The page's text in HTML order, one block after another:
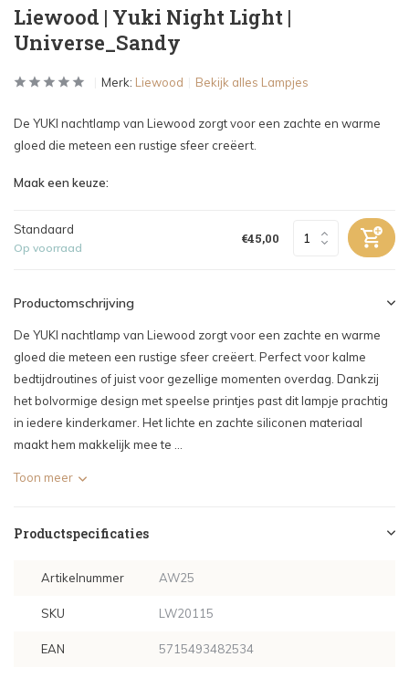
Liewood | Yuki Night Light |
Universe_Sandy
Merk: Liewood Bekijk alles Lampjes
De YUKI nachtlamp van Liewood zorgt voor een zachte en warme
gloed die meteen een rustige sfeer creëert.
Maak een keuze:
Standaard
Op voorraad
€45,00
Productomschrijving
De YUKI nachtlamp van Liewood zorgt voor een zachte en warme
gloed die meteen een rustige sfeer creëert. Perfect voor kalme
bedtijdroutines of juist voor gezellige momenten overdag. Dankzij
het bolvormige design met speelse printjes past dit lampje prachtig
in iedere kinderkamer. Het lichte en zachte siliconen materiaal
maakt hem makkelijk mee te ...
Toon meer
Productspecificaties
Artikelnummer AW25
SKU LW20115
EAN 5715493482534